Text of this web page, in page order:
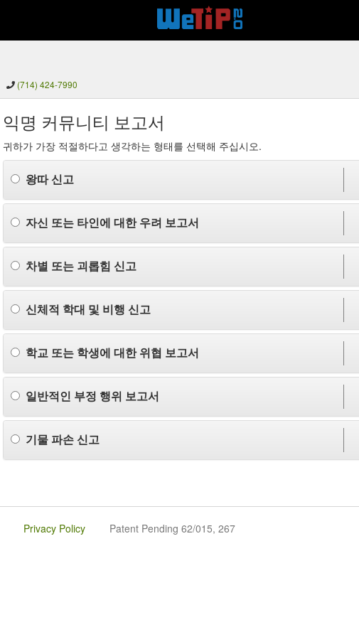
(714) 424-7990
익명 커뮤니티 보고서
귀하가 가장 적절하다고 생각하는 형태를 선택해 주십시오.
왕따 신고
자신 또는 타인에 대한 우려 보고서
차별 또는 괴롭힘 신고
신체적 학대 및 비행 신고
학교 또는 학생에 대한 위협 보고서
일반적인 부정 행위 보고서
기물 파손 신고
Privacy Policy Patent Pending 62/015, 267